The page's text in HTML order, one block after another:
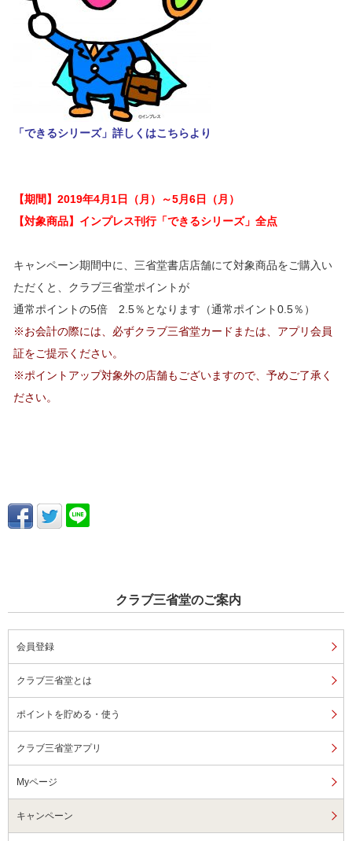
「できるシリーズ」詳しくはこちらより
【期間】2019年4月1日（月）～5月6日（月）
【対象商品】インプレス刊行「できるシリーズ」全点
キャンペーン期間中に、三省堂書店店舗にて対象商品をご購入い
ただくと、クラブ三省堂ポイントが
通常ポイントの5倍 2.5％となります（通常ポイント0.5％）
※お会計の際には、必ずクラブ三省堂カードまたは、アプリ会員
証をご提示ください。
※ポイントアップ対象外の店舗もございますので、予めご了承く
ださい。
クラブ三省堂のご案内
会員登録
クラブ三省堂とは
ポイントを貯める・使う
クラブ三省堂アプリ
Myページ
キャンペーン